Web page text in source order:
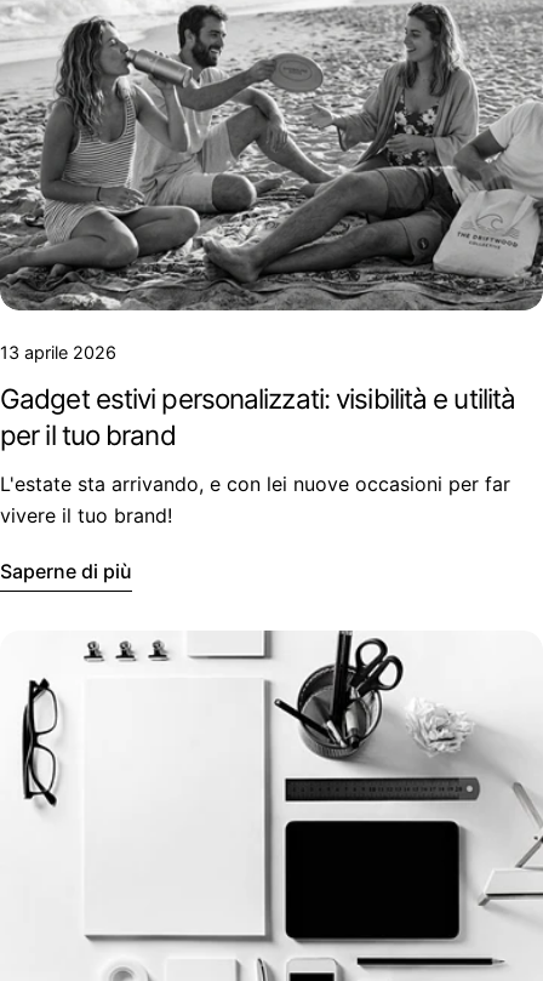
13 aprile 2026
Gadget estivi personalizzati: visibilità e utilità
per il tuo brand
L'estate sta arrivando, e con lei nuove occasioni per far
vivere il tuo brand!
Saperne di più